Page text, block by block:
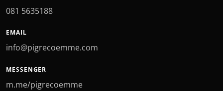
081 5635188
EMAIL
info@pigrecoemme.com
MESSENGER
m.me/pigrecoemme